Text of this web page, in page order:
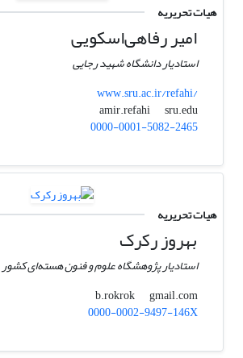
هیات تحریریه
امیر رفاهی‌اسکویی
استادیار دانشگاه شهید رجایی
www.sru.ac.ir/refahi/
amir.refahi
sru.edu
0000-0001-5082-2465
هیات تحریریه
بهروز رکرک
استادیار پژوهشگاه علوم و فنون هسته‌ای کشور
b.rokrok
gmail.com
0000-0002-9497-146X